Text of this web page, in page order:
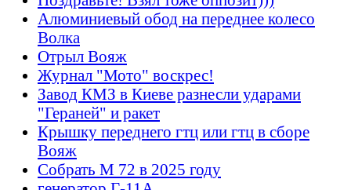
Алюминиевый обод на переднее колесо
Волка
Отрыл Вояж
Журнал "Мото" воскрес!
Завод КМЗ в Киеве разнесли ударами
"Гераней" и ракет
Крышку переднего гтц или гтц в сборе
Вояж
Собрать М 72 в 2025 году